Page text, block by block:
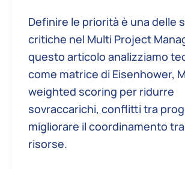
Definire le priorità è una delle
critiche nel Multi Project
questo articolo analizziamo
come matrice di Eisenhower,
weighted scoring per ridurre
sovraccarichi, conflitti tra
migliorare il coordinamento
risorse.